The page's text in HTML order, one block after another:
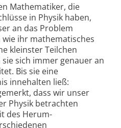
Mathematiker, die
in Physik haben,
an das Problem
ihr mathematisches
kleinster Teilchen
sich immer genauer an
Bis sie eine
innehalten ließ:
dass wir unser
Physik betrachten
des Herum­